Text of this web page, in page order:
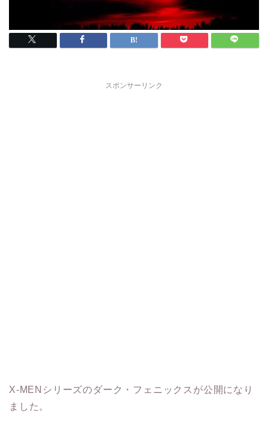
スポンサーリンク
X-MENシリーズのダーク・フェニックスが公開になり
ました。